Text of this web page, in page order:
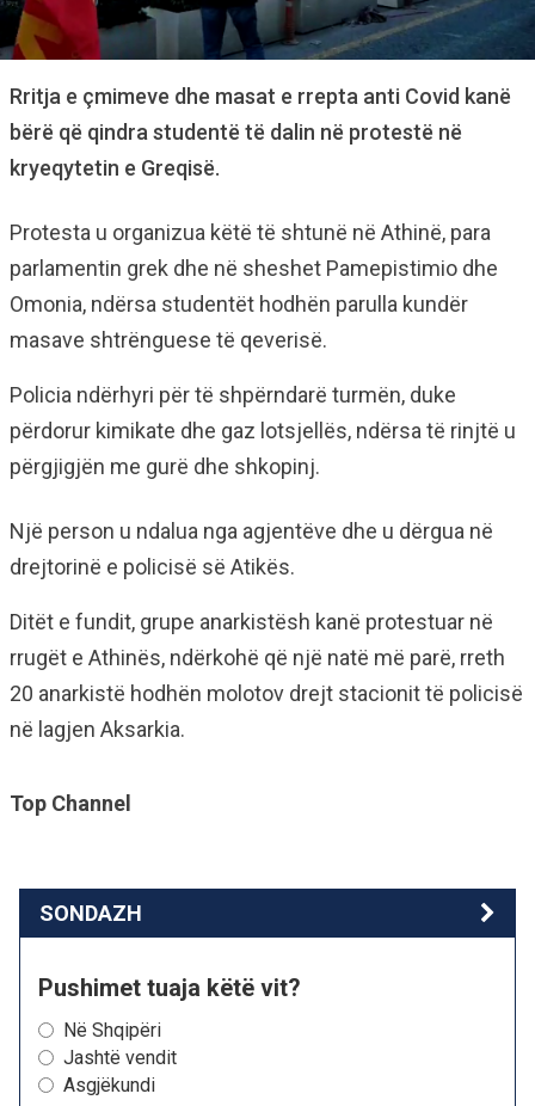
Rritja e çmimeve dhe masat e rrepta anti Covid kanë
bërë që qindra studentë të dalin në protestë në
kryeqytetin e Greqisë.
Protesta u organizua këtë të shtunë në Athinë, para
parlamentin grek dhe në sheshet Pamepistimio dhe
Omonia, ndërsa studentët hodhën parulla kundër
masave shtrënguese të qeverisë.
Policia ndërhyri për të shpërndarë turmën, duke
përdorur kimikate dhe gaz lotsjellës, ndërsa të rinjtë u
përgjigjën me gurë dhe shkopinj.
Një person u ndalua nga agjentëve dhe u dërgua në
drejtorinë e policisë së Atikës.
Ditët e fundit, grupe anarkistësh kanë protestuar në
rrugët e Athinës, ndërkohë që një natë më parë, rreth
20 anarkistë hodhën molotov drejt stacionit të policisë
në lagjen Aksarkia.
Top Channel
SONDAZH
Pushimet tuaja këtë vit?
Në Shqipëri
Jashtë vendit
Asgjëkundi